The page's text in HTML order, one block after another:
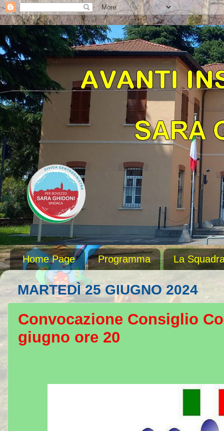
Home Page Programma La
MARTEDÌ 25 GIUGNO 2024
Convocazione Consiglio
giugno ore 20